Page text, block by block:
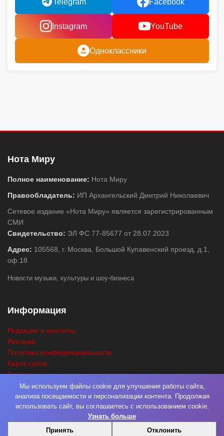
Instagram YouTube
Одноклассники
Нота Миру
Полное наименование: Нота Миру
Правообладатель: ИП Архангельский Дмитрий Николаевич
Сетевое издание «Нота Миру» является зарегистрированным
СМИ
Свидетельство: ЭЛ ФС 77-85677 от 28.07.2023
Адрес: 105568, г. Москва, Большой Купавенский проезд, д.1,
оф.18
Новости музыки, культуры и шоу-бизнеса
Информация
Редакция и контакты
Реклама
Политика конфиденциальности
Карта сайта
Главная
Поиск
© 2026Нота Миру. РазработкаФабрика Медиа Мьюзик. Все права
Мы используем файлы cookie для улучшения работы сайта,
анализа посещаемости и персонализации контента. Продолжая
использовать сайт, вы соглашаетесь с использованием cookie.
Узнать больше
Принять
Отклонить